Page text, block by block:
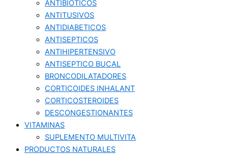
ANTIBIOTICOS
ANTITUSIVOS
ANTIDIABETICOS
ANTISEPTICOS
ANTIHIPERTENSIVO
ANTISEPTICO BUCAL
BRONCODILATADORES
CORTICOIDES INHALANT
CORTICOSTEROIDES
DESCONGESTIONANTES
VITAMINAS
SUPLEMENTO MULTIVITA
PRODUCTOS NATURALES